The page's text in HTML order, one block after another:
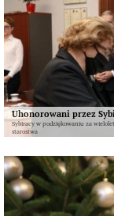
Uhonorowani przez
Sybiracy w podziękowaniu za
starostwa